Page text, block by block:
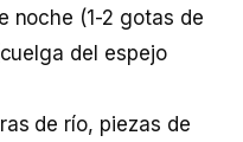
noche (1-2 gotas de
del espejo
de río, piezas de